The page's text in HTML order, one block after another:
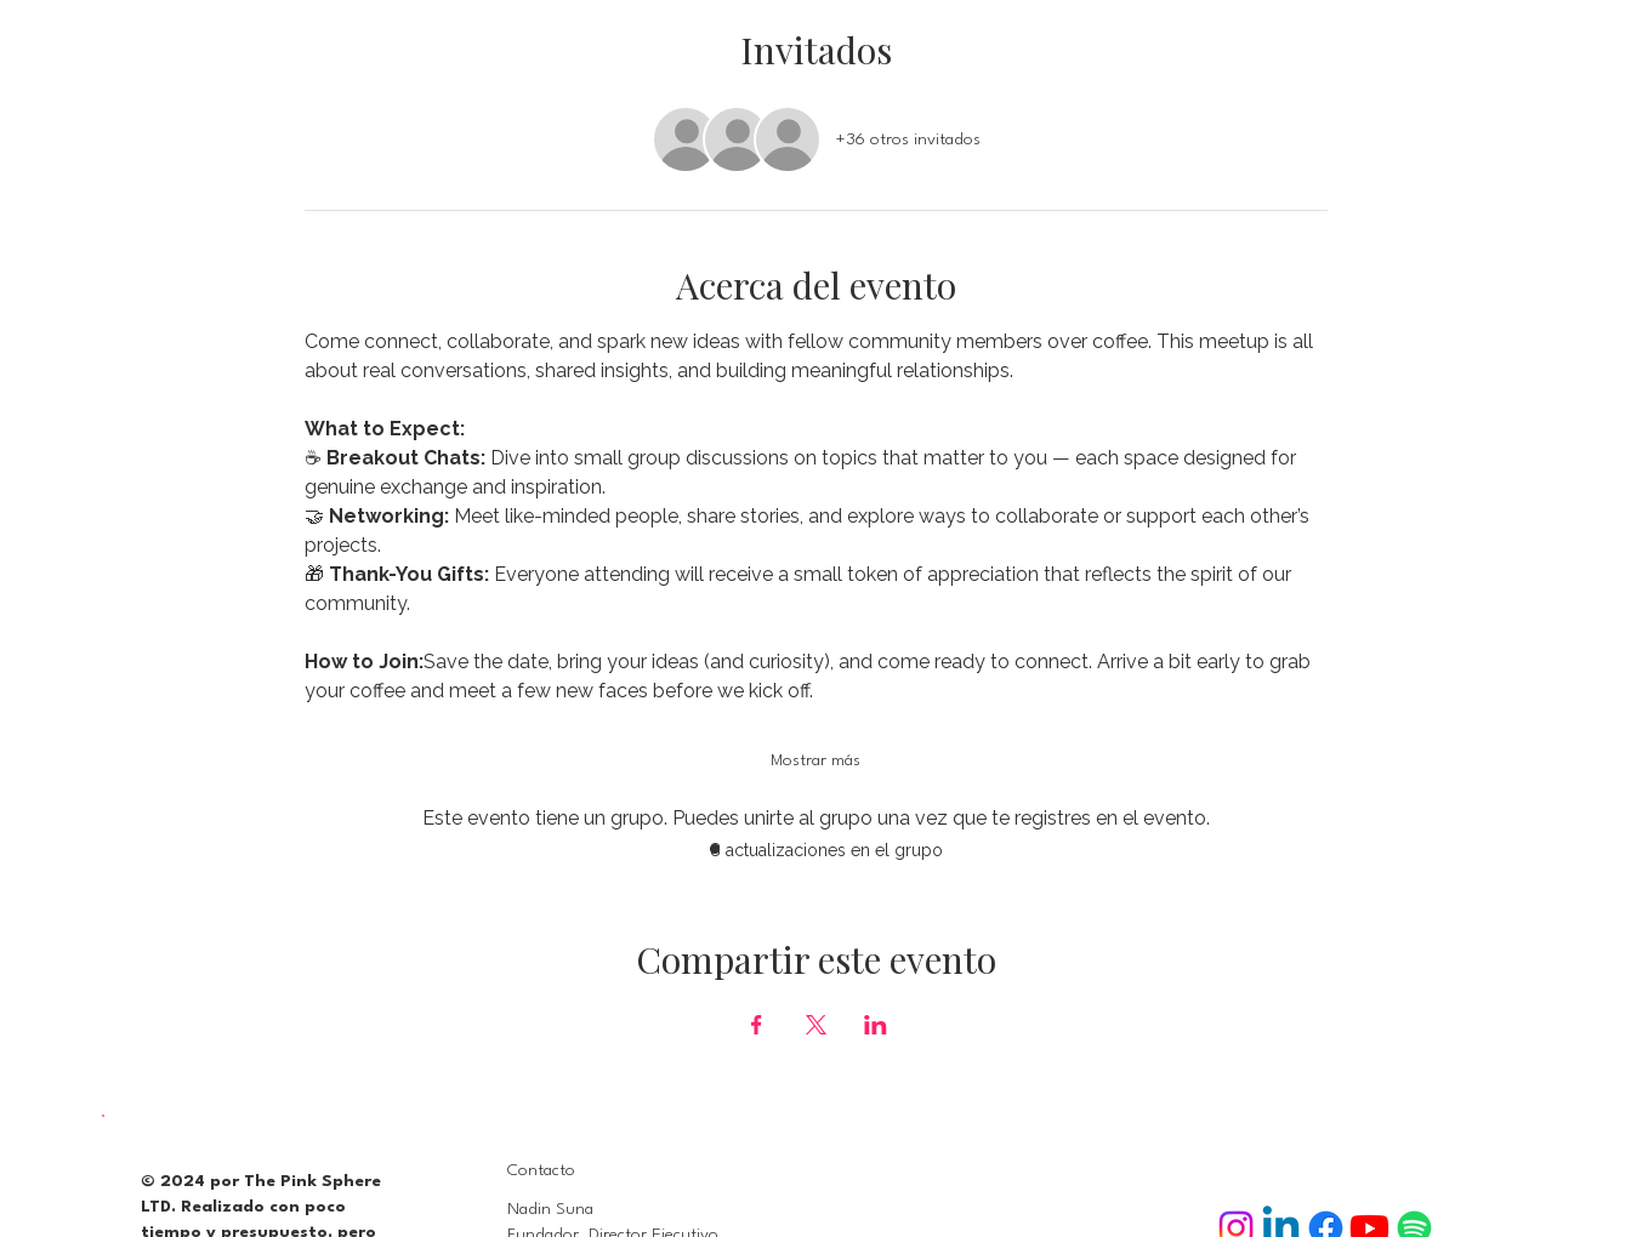
Invitados
+36 otros invitados
Acerca del evento
Come connect, collaborate, and spark new ideas with fellow community members over coffee. This meetup is all
about real conversations, shared insights, and building meaningful relationships.
What to Expect:
☕ Breakout Chats: Dive into small group discussions on topics that matter to you — each space designed for
genuine exchange and inspiration.
🤝 Networking: Meet like-minded people, share stories, and explore ways to collaborate or support each other’s
projects.
🎁 Thank-You Gifts: Everyone attending will receive a small token of appreciation that reflects the spirit of our
community.
How to Join:Save the date, bring your ideas (and curiosity), and come ready to connect. Arrive a bit early to grab
your coffee and meet a few new faces before we kick off.
Mostrar más
Este evento tiene un grupo. Puedes unirte al grupo una vez que te registres en el evento.
8 actualizaciones en el grupo
Compartir este evento
© 2024 por The Pink Sphere
LTD. Realizado con poco
tiempo y presupuesto, pero
Contacto
Nadin Suna